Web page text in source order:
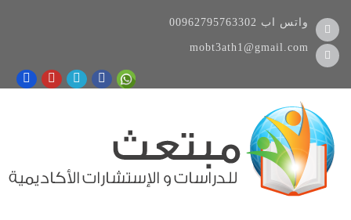
00962795763302 واتس اب
mobt3ath1@gmail.com